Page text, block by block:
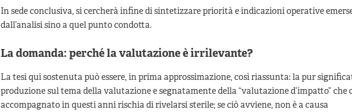
In sede conclusiva, si cercherà infine di sintetizzare priorità e indicazioni operative
dall’analisi sino a quel punto condotta.
La domanda: perché la valutazione è irrilevante?
La tesi qui sostenuta può essere, in prima approssimazione, così riassunta: la pur
produzione sul tema della valutazione e segnatamente della “valutazione d’impatto” che
accompagnato in questi anni rischia di rivelarsi sterile; se ciò avviene, non è a causa